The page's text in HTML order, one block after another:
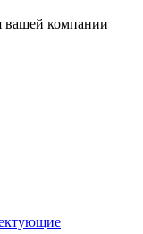
вашей компании